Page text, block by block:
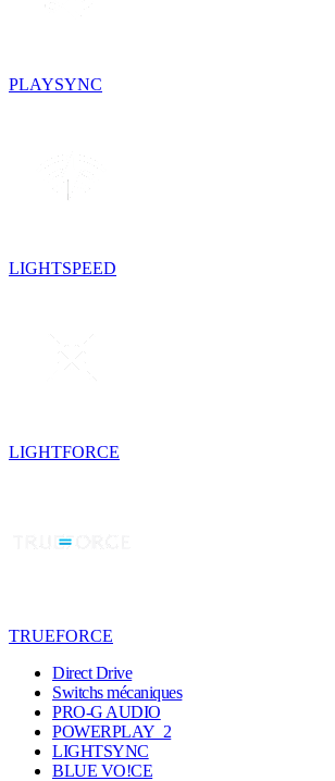
PLAYSYNC
LIGHTSPEED
LIGHTFORCE
TRUEFORCE
Direct Drive
Switchs mécaniques
PRO-G AUDIO
POWERPLAY 2
LIGHTSYNC
BLUE VO!CE